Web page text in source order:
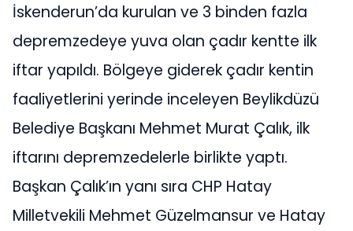
İskenderun’da kurulan ve 3 binden fazla
depremzedeye yuva olan çadır kentte ilk
iftar yapıldı. Bölgeye giderek çadır kentin
faaliyetlerini yerinde inceleyen Beylikdüzü
Belediye Başkanı Mehmet Murat Çalık, ilk
iftarını depremzedelerle birlikte yaptı.
Başkan Çalık’ın yanı sıra CHP Hatay
Milletvekili Mehmet Güzelmansur ve Hatay